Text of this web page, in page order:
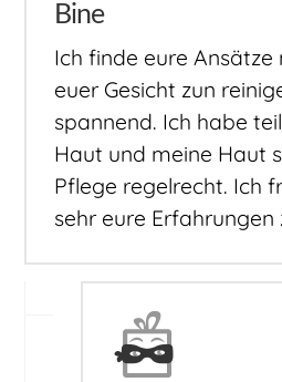
Bine
Ich finde eure
euer Gesicht zun
spannend. Ich habe
Haut und meine Haut
Pflege regelrecht. Ich
sehr eure Erfahrungen